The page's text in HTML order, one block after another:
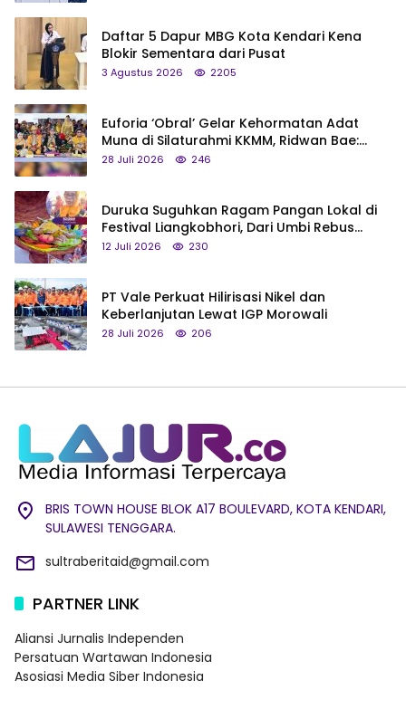
Daftar 5 Dapur MBG Kota Kendari Kena
Blokir Sementara dari Pusat
3 Agustus 2026 2205
Euforia ‘Obral’ Gelar Kehormatan Adat
Muna di Silaturahmi KKMM, Ridwan Bae:
Saya Bukan Tipe Begitu, Belum Pantas!
28 Juli 2026 246
Duruka Suguhkan Ragam Pangan Lokal di
Festival Liangkobhori, Dari Umbi Rebus
hingga Tumpeng Beras Muna
12 Juli 2026 230
PT Vale Perkuat Hilirisasi Nikel dan
Keberlanjutan Lewat IGP Morowali
28 Juli 2026 206
BRIS TOWN HOUSE BLOK A17 BOULEVARD, KOTA KENDARI,
SULAWESI TENGGARA.
sultraberitaid@gmail.com
PARTNER LINK
Aliansi Jurnalis Independen
Persatuan Wartawan Indonesia
Asosiasi Media Siber Indonesia